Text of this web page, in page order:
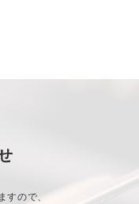
すので、